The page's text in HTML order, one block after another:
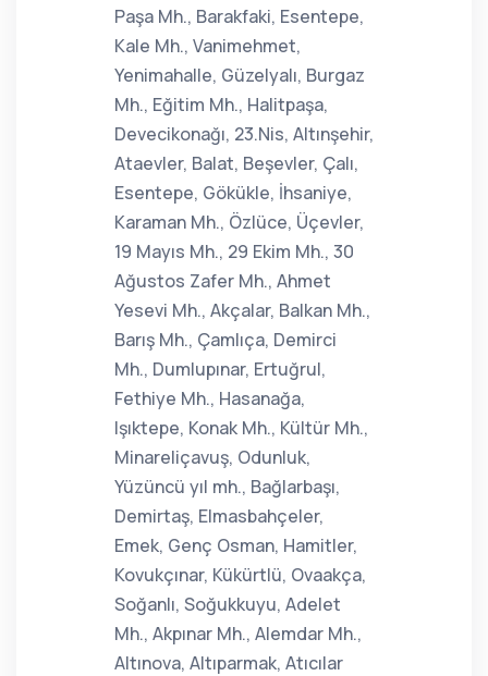
Paşa Mh., Barakfaki, Esentepe,
Kale Mh., Vanimehmet,
Yenimahalle, Güzelyalı, Burgaz
Mh., Eğitim Mh., Halitpaşa,
Devecikonağı, 23.Nis, Altınşehir,
Ataevler, Balat, Beşevler, Çalı,
Esentepe, Gökükle, İhsaniye,
Karaman Mh., Özlüce, Üçevler,
19 Mayıs Mh., 29 Ekim Mh., 30
Ağustos Zafer Mh., Ahmet
Yesevi Mh., Akçalar, Balkan Mh.,
Barış Mh., Çamlıça, Demirci
Mh., Dumlupınar, Ertuğrul,
Fethiye Mh., Hasanağa,
Işıktepe, Konak Mh., Kültür Mh.,
Minareliçavuş, Odunluk,
Yüzüncü yıl mh., Bağlarbaşı,
Demirtaş, Elmasbahçeler,
Emek, Genç Osman, Hamitler,
Kovukçınar, Kükürtlü, Ovaakça,
Soğanlı, Soğukkuyu, Adelet
Mh., Akpınar Mh., Alemdar Mh.,
Altınova, Altıparmak, Atıcılar